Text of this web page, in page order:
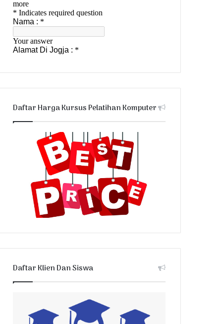
Daftar Harga Kursus Pelatihan Komputer
Daftar Klien Dan Siswa